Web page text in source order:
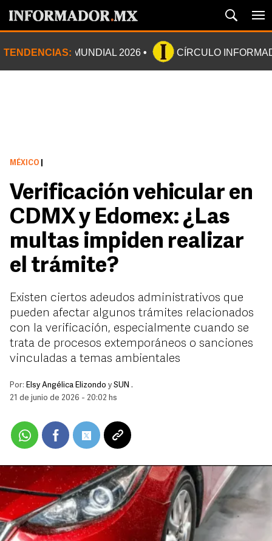
TENDENCIAS: MUNDIAL 2026 CÍRCULO
MÉXICO
Verificación vehicular en
CDMX y Edomex: ¿Las
multas impiden realizar
el trámite?
Existen ciertos adeudos administrativos que
pueden afectar algunos trámites relacionados
con la verificación, especialmente cuando se
trata de procesos extemporáneos o sanciones
vinculadas a temas ambientales
Por: Elsy Angélica Elizondo y SUN .
21 de junio de 2026 - 20:02 hs